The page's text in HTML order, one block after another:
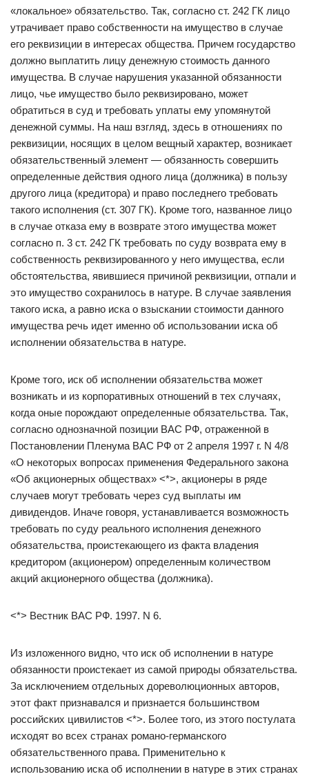
«локальное» обязательство. Так, согласно ст. 242 ГК лицо
утрачивает право собственности на имущество в случае
его реквизиции в интересах общества. Причем государство
должно выплатить лицу денежную стоимость данного
имущества. В случае нарушения указанной обязанности
лицо, чье имущество было реквизировано, может
обратиться в суд и требовать уплаты ему упомянутой
денежной суммы. На наш взгляд, здесь в отношениях по
реквизиции, носящих в целом вещный характер, возникает
обязательственный элемент — обязанность совершить
определенные действия одного лица (должника) в пользу
другого лица (кредитора) и право последнего требовать
такого исполнения (ст. 307 ГК). Кроме того, названное лицо
в случае отказа ему в возврате этого имущества может
согласно п. 3 ст. 242 ГК требовать по суду возврата ему в
собственность реквизированного у него имущества, если
обстоятельства, явившиеся причиной реквизиции, отпали и
это имущество сохранилось в натуре. В случае заявления
такого иска, а равно иска о взыскании стоимости данного
имущества речь идет именно об использовании иска об
исполнении обязательства в натуре.
Кроме того, иск об исполнении обязательства может
возникать и из корпоративных отношений в тех случаях,
когда оные порождают определенные обязательства. Так,
согласно однозначной позиции ВАС РФ, отраженной в
Постановлении Пленума ВАС РФ от 2 апреля 1997 г. N 4/8
«О некоторых вопросах применения Федерального закона
«Об акционерных обществах» <*>, акционеры в ряде
случаев могут требовать через суд выплаты им
дивидендов. Иначе говоря, устанавливается возможность
требовать по суду реального исполнения денежного
обязательства, проистекающего из факта владения
кредитором (акционером) определенным количеством
акций акционерного общества (должника).
<*> Вестник ВАС РФ. 1997. N 6.
Из изложенного видно, что иск об исполнении в натуре
обязанности проистекает из самой природы обязательства.
За исключением отдельных дореволюционных авторов,
этот факт признавался и признается большинством
российских цивилистов <*>. Более того, из этого постулата
исходят во всех странах романо-германского
обязательственного права. Применительно к
использованию иска об исполнении в натуре в этих странах